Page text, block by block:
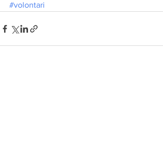
#volontari